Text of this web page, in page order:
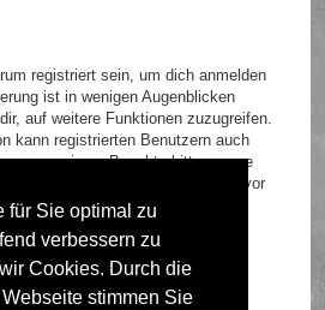
für Sie optimal zu
verbessern zu
Cookies. Durch die
stimmen Sie
registriert sein, um dich anmelden
ist in wenigen Augenblicken
auf weitere Funktionen zuzugreifen.
kann registrierten Benutzern auch
zuweisen. Beachte bitte unsere
die verwandten Regelungen, bevor
beachte auch die jeweiligen
in diesem Board bewegst.
|Datenschutzrichtlinie